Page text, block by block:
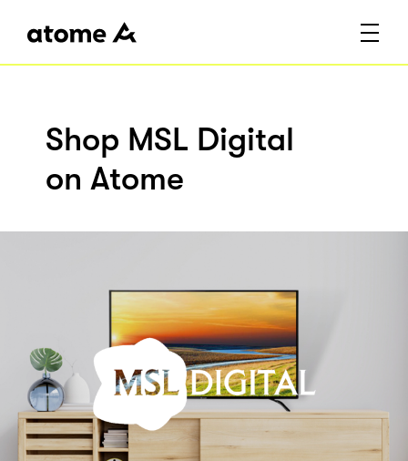
Shop MSL Digital
on Atome